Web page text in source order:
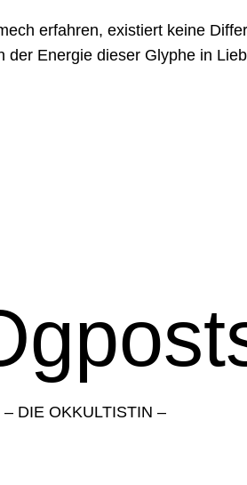
erfahren, existiert keine
Energie dieser Glyphe in
– DIE OKKULTISTIN –